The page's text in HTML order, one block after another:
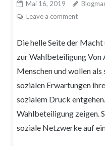
Mai 16, 2019
Leave a comment
Die helle Seite der
zur Wahlbeteiligung Von
Menschen und wollen
sozialen Erwartungen
sozialem Druck
Wahlbeteiligung zeigen.
soziale Netzwerke auf